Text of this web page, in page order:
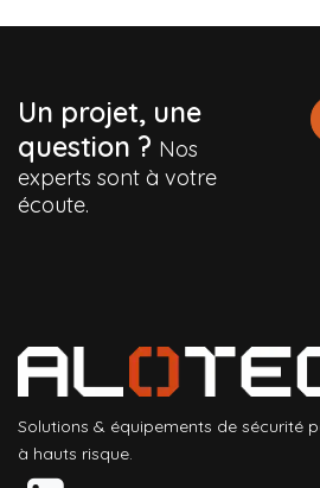
Un projet, une
question ? Nos
experts sont à votre
écoute.
Solutions & équipements de sécurité
à hauts risque.